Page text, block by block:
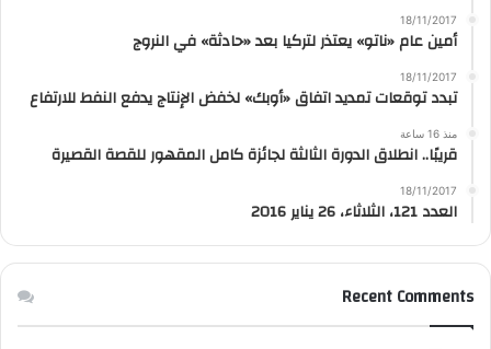
18/11/2017
أمين عام «ناتو» يعتذر لتركيا بعد «حادثة» في النروج
18/11/2017
تبدد توقعات تمديد اتفاق «أوبك» لخفض الإنتاج يدفع النفط للارتفاع
منذ 16 ساعة
قريبًا.. انطلاق الدورة الثالثة لجائزة كامل المقهور للقصة القصيرة
18/11/2017
العدد 121، الثلاثاء، 26 يناير 2016
Recent Comments